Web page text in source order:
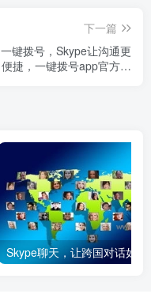
下一篇
一键拨号，Skype让沟通更
便捷，一键拨号app官方下